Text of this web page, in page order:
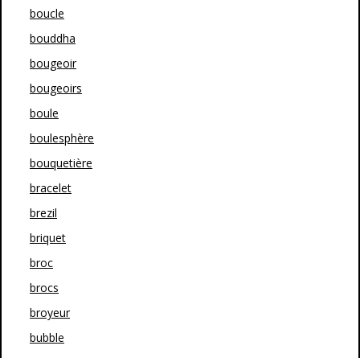
boucle
bouddha
bougeoir
bougeoirs
boule
boulesphère
bouquetière
bracelet
brezil
briquet
broc
brocs
broyeur
bubble